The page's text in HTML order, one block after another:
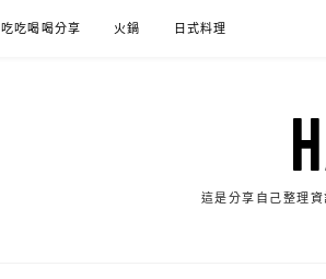
吃吃喝喝分享 火鍋 日式料理
這是分享自己整理